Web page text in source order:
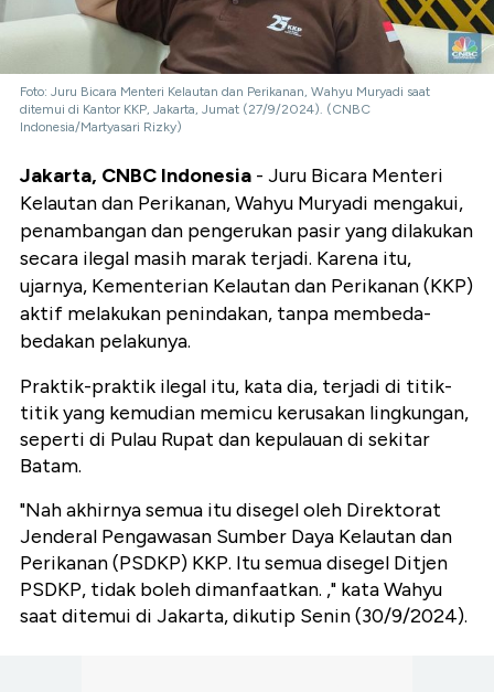
Foto: Juru Bicara Menteri Kelautan dan Perikanan, Wahyu Muryadi saat
ditemui di Kantor KKP, Jakarta, Jumat (27/9/2024). (CNBC
Indonesia/Martyasari Rizky)
Jakarta, CNBC Indonesia - Juru Bicara Menteri
Kelautan dan Perikanan, Wahyu Muryadi mengakui,
penambangan dan pengerukan pasir yang dilakukan
secara ilegal masih marak terjadi. Karena itu,
ujarnya, Kementerian Kelautan dan Perikanan (KKP)
aktif melakukan penindakan, tanpa membeda-
bedakan pelakunya.
Praktik-praktik ilegal itu, kata dia, terjadi di titik-
titik yang kemudian memicu kerusakan lingkungan,
seperti di Pulau Rupat dan kepulauan di sekitar
Batam.
"Nah akhirnya semua itu disegel oleh Direktorat
Jenderal Pengawasan Sumber Daya Kelautan dan
Perikanan (PSDKP) KKP. Itu semua disegel Ditjen
PSDKP, tidak boleh dimanfaatkan. ," kata Wahyu
saat ditemui di Jakarta, dikutip Senin (30/9/2024).